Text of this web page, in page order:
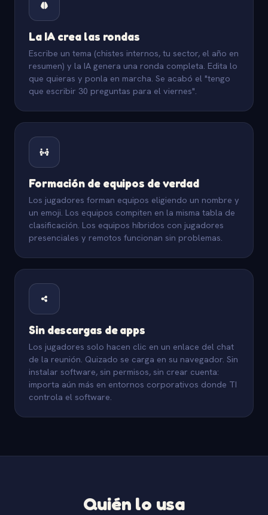
La IA crea las rondas
Escribe un tema (chistes internos, tu sector, el año en
resumen) y la IA genera una ronda completa. Edita lo
que quieras y ponla en marcha. Se acabó el "tengo
que escribir 30 preguntas para el viernes".
Formación de equipos de verdad
Los jugadores forman equipos eligiendo un nombre y
un emoji. Los equipos compiten en la misma tabla de
clasificación. Los equipos híbridos con jugadores
presenciales y remotos funcionan sin problemas.
Sin descargas de apps
Los jugadores solo hacen clic en un enlace del chat
de la reunión. Quizado se carga en su navegador. Sin
instalar software, sin permisos, sin crear cuenta:
importa aún más en entornos corporativos donde TI
controla el software.
Quién lo usa